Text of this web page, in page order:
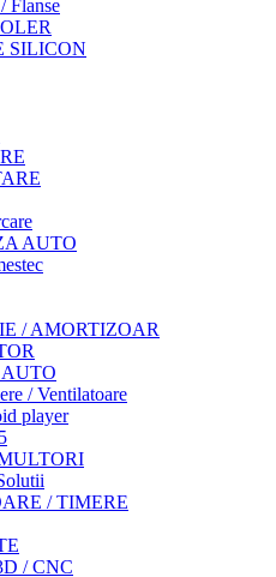
Flanse
SILICON
AUTO
/ AMORTIZOAR
/ Ventilatoare
player
/ TIMERE
/ CNC